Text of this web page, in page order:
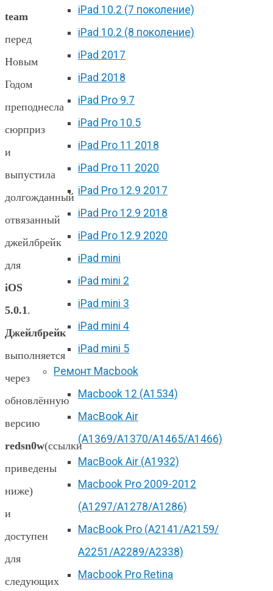
iPad 10.2 (7 поколение)
iPad 10.2 (8 поколение)
iPad 2017
iPad 2018
iPad Pro 9.7
iPad Pro 10.5
iPad Pro 11 2018
iPad Pro 11 2020
iPad Pro 12.9 2017
iPad Pro 12.9 2018
iPad Pro 12.9 2020
iPad mini
iPad mini 2
iPad mini 3
iPad mini 4
iPad mini 5
Ремонт Macbook
Macbook 12 (А1534)
MacBook Air
(A1369/A1370/A1465/A1466)
MacBook Air (A1932)
Macbook Pro 2009-2012
(A1297/A1278/A1286)
MacBook Pro (А2141/А2159/
А2251/A2289/A2338)
Macbook Pro Retina
team
перед
Новым
Годом
преподнесла
сюрприз
и
выпустила
долгожданный
отвязанный
джейлбрейк
для
iOS
5.0.1 .
Джейлбрейк
выполняется
через
обновлённую
версию
redsn0w(ссылки
приведены
ниже)
и
доступен
для
следующих